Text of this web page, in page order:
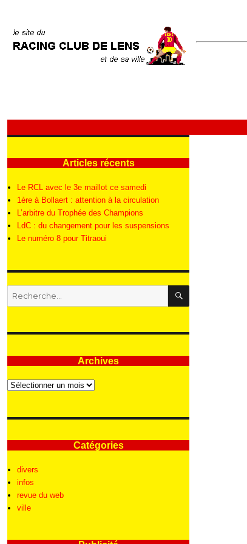
Articles récents
Le RCL avec le 3e maillot ce samedi
1ère à Bollaert : attention à la circulation
L’arbitre du Trophée des Champions
LdC : du changement pour les suspensions
Le numéro 8 pour Titraoui
Recherche
pour
RECHERCHE
Archives
Archives
Catégories
divers
infos
revue du web
ville